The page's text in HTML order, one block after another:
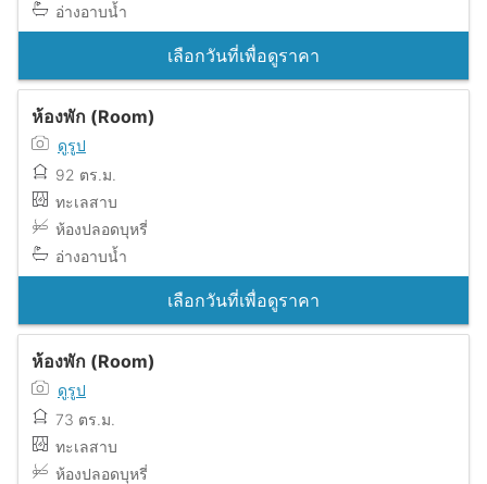
อ่างอาบน้ำ
เลือกวันที่เพื่อดูราคา
ห้องพัก (Room)
ดูรูป
92 ตร.ม.
ทะเลสาบ
ห้องปลอดบุหรี่
อ่างอาบน้ำ
เลือกวันที่เพื่อดูราคา
ห้องพัก (Room)
ดูรูป
73 ตร.ม.
ทะเลสาบ
ห้องปลอดบุหรี่